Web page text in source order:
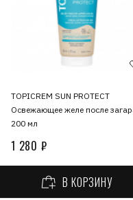
TOPICREM SUN PROTECT
Освежающее желе после
200 мл
1 280 ₽
В КОРЗИНУ